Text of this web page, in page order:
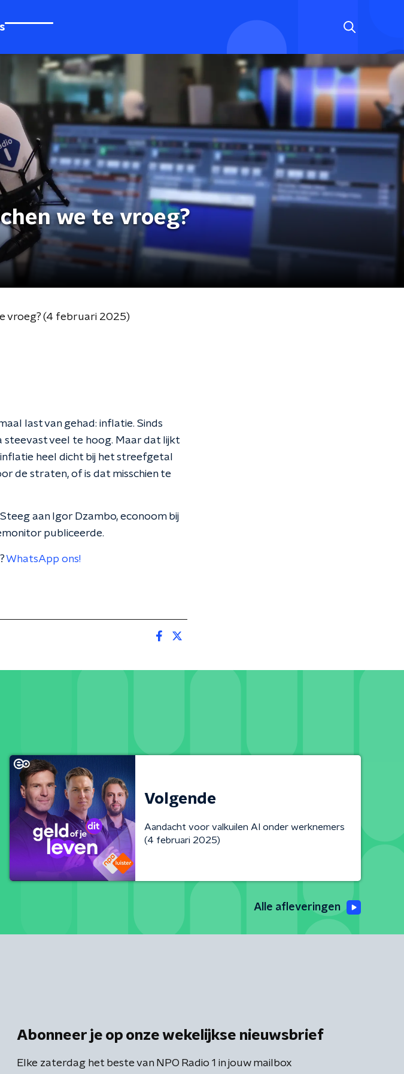
we te vroeg?
vroeg? (4 februari 2025)
last van gehad: inflatie. Sinds
steevast veel te hoog. Maar dat lijkt
heel dicht bij het streefgetal
de straten, of is dat misschien te
aan Igor Dzambo, econoom bij
publiceerde.
WhatsApp ons!
Volgende
Aandacht voor valkuilen AI onder werknemers
(4 februari 2025)
Alle afleveringen
Abonneer je op onze wekelijkse nieuwsbrief
Elke zaterdag het beste van NPO Radio 1 in jouw mailbox